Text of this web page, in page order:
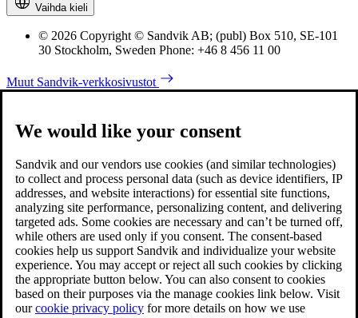
Vaihda kieli
© 2026 Copyright © Sandvik AB; (publ) Box 510, SE-101
30 Stockholm, Sweden Phone: +46 8 456 11 00
Muut Sandvik-verkkosivustot
We would like your consent
Sandvik and our vendors use cookies (and similar technologies)
to collect and process personal data (such as device identifiers, IP
addresses, and website interactions) for essential site functions,
analyzing site performance, personalizing content, and delivering
targeted ads. Some cookies are necessary and can’t be turned off,
while others are used only if you consent. The consent-based
cookies help us support Sandvik and individualize your website
experience. You may accept or reject all such cookies by clicking
the appropriate button below. You can also consent to cookies
based on their purposes via the manage cookies link below. Visit
ourcookie privacy policy for more details on how we use